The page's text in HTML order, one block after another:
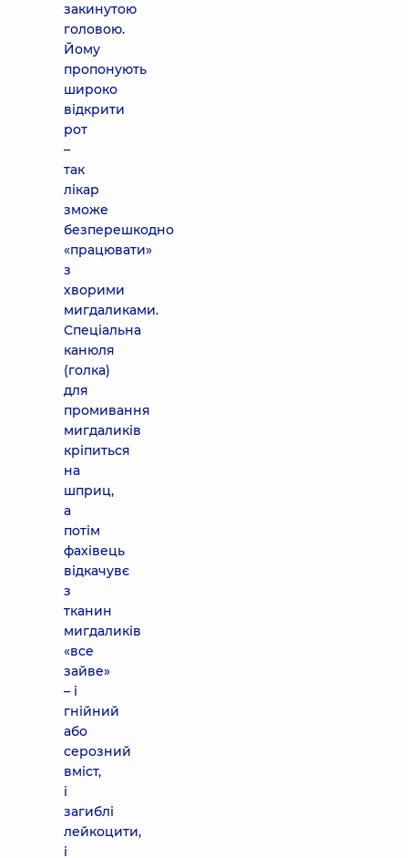
закинутою
головою.
Йому
пропонують
широко
відкрити
рот
–
так
лікар
зможе
безперешкодно
«працювати»
з
хворими
мигдаликами.
Спеціальна
канюля
(голка)
для
промивання
мигдаликів
кріпиться
на
шприц,
а
потім
фахівець
відкачувє
з
тканин
мигдаликів
«все
зайве»
– і
гнійний
або
серозний
вміст,
і
загиблі
лейкоцити,
і